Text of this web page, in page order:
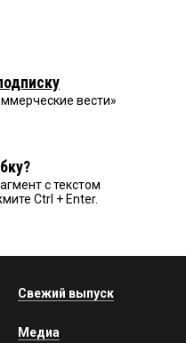
вести»
с текстом
Ctrl + Enter.
Свежий выпуск
Медиа